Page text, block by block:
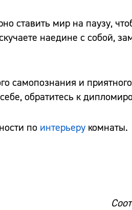
ставить мир на паузу,
наедине с собой,
самопознания и
обратитесь к
по интерьеру комнаты.